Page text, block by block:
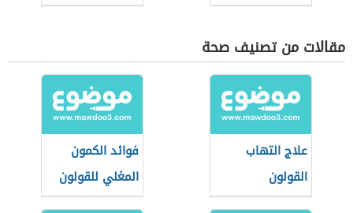
النساء
مقالات من تصنيف صحة
علاج التهاب
القولون
فوائد الكمون
المغلي للقولون